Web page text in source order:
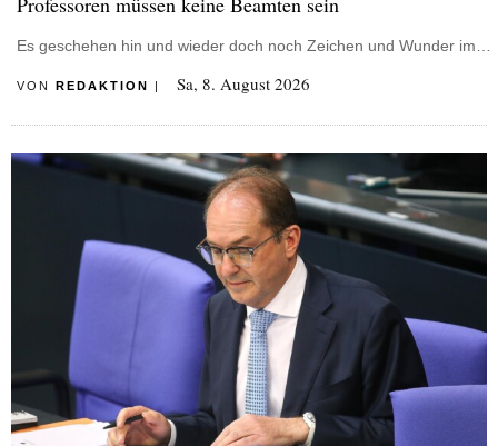
Es geschehen hin und wieder doch noch Zeichen und Wunder im…
VON REDAKTION Sa, 8. August 2026